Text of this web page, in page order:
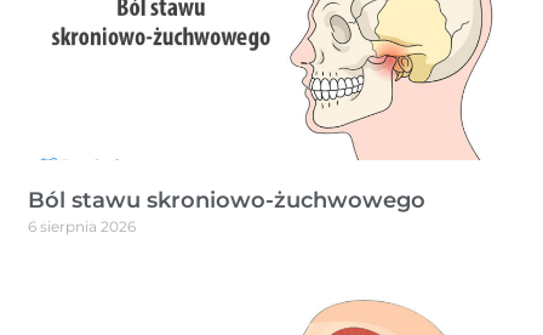
Ból stawu skroniowo-żuchwowego
6 sierpnia 2026